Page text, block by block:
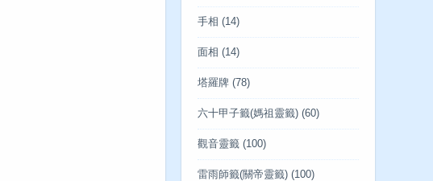
手相 (14)
面相 (14)
塔羅牌 (78)
六十甲子籤(媽祖靈籤) (60)
觀音靈籤 (100)
雷雨師籤(關帝靈籤) (100)